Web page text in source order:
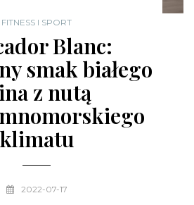
FITNESS I SPORT
Blanc:
smak białego
z nutą
klimatu
2022-07-17